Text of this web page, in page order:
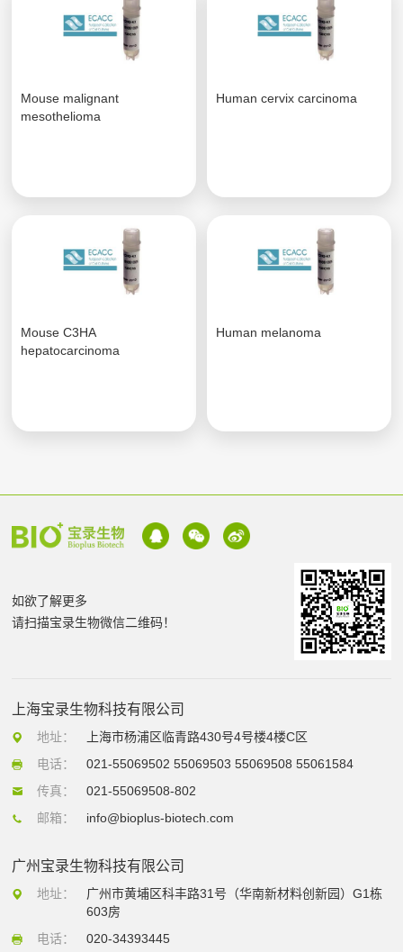
Mouse malignant
mesothelioma
Human cervix carcinoma
Mouse C3HA
hepatocarcinoma
Human melanoma
如欲了解更多
请扫描宝录生物微信二维码！
上海宝录生物科技有限公司
地址：
上海市杨浦区临青路430号4号楼4楼C区
电话：
021-55069502 55069503 55069508 55061584
传真：
021-55069508-802
邮箱：
info@bioplus-biotech.com
广州宝录生物科技有限公司
地址：
广州市黄埔区科丰路31号（华南新材料创新园）G1栋
603房
电话：
020-34393445